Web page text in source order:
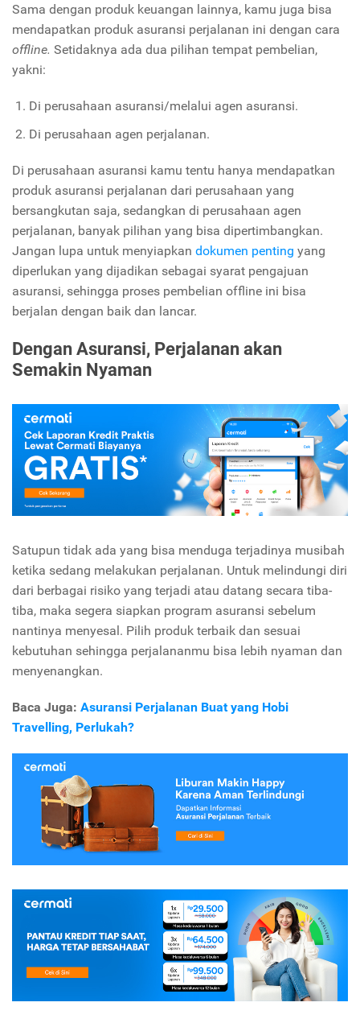
Sama dengan produk keuangan lainnya, kamu juga bisa
mendapatkan produk asuransi perjalanan ini dengan cara
offline. Setidaknya ada dua pilihan tempat pembelian,
yakni:
Di perusahaan asuransi/melalui agen asuransi.
Di perusahaan agen perjalanan.
Di perusahaan asuransi kamu tentu hanya mendapatkan
produk asuransi perjalanan dari perusahaan yang
bersangkutan saja, sedangkan di perusahaan agen
perjalanan, banyak pilihan yang bisa dipertimbangkan.
Jangan lupa untuk menyiapkan dokumen penting yang
diperlukan yang dijadikan sebagai syarat pengajuan
asuransi, sehingga proses pembelian offline ini bisa
berjalan dengan baik dan lancar.
Dengan Asuransi, Perjalanan akan
Semakin Nyaman
Satupun tidak ada yang bisa menduga terjadinya musibah
ketika sedang melakukan perjalanan. Untuk melindungi diri
dari berbagai risiko yang terjadi atau datang secara tiba-
tiba, maka segera siapkan program asuransi sebelum
nantinya menyesal. Pilih produk terbaik dan sesuai
kebutuhan sehingga perjalananmu bisa lebih nyaman dan
menyenangkan.
Baca Juga: Asuransi Perjalanan Buat yang Hobi
Travelling, Perlukah?